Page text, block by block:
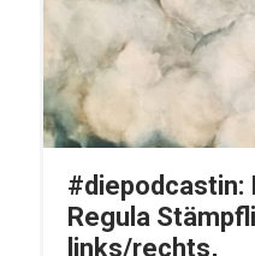
#diepodcastin:
Regula
links/rechts,